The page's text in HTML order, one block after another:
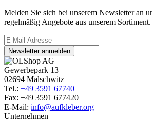
Melden Sie sich bei unserem Newsletter an
regelmäßig Angebote aus unserem Sortiment.
Newsletter anmelden
Gewerbepark 13
02694 Malschwitz
Tel.: +49 3591 67740
Fax: +49 3591 677420
E-Mail: info@aufkleber.org
Unternehmen